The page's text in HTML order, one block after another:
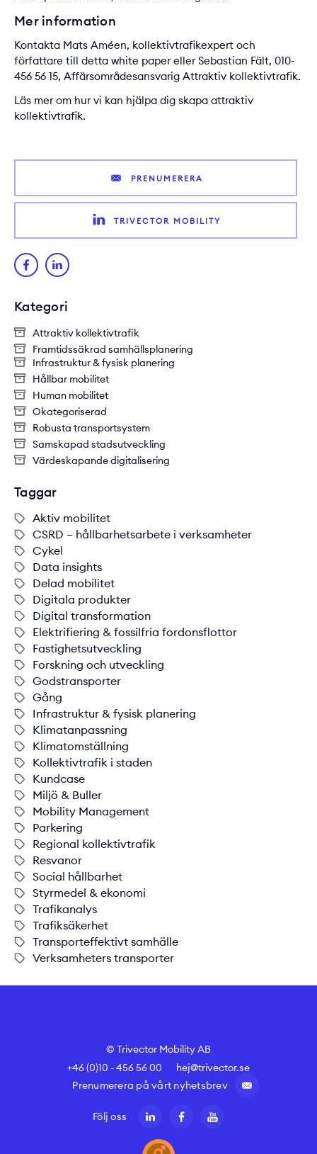
Kategori
Attraktiv kollektivtrafik
Framtidssäkrad samhällsplanering
Infrastruktur & fysisk planering
Hållbar mobilitet
Human mobilitet
Okategoriserad
Robusta transportsystem
Samskapad stadsutveckling
Värdeskapande digitalisering
Taggar
Aktiv mobilitet
CSRD – hållbarhetsarbete i verksamheter
Cykel
Data insights
Delad mobilitet
Digitala produkter
Digital transformation
Elektrifiering & fossilfria fordonsflottor
Fastighetsutveckling
Forskning och utveckling
Godstransporter
Gång
Infrastruktur & fysisk planering
Klimatanpassning
Klimatomställning
Kollektivtrafik i staden
Kundcase
Miljö & Buller
Mobility Management
Parkering
Regional kollektivtrafik
Resvanor
Social hållbarhet
Styrmedel & ekonomi
Trafikanalys
Trafiksäkerhet
Transporteffektivt samhälle
Verksamheters transporter
Mer information
Kontakta Mats Améen, kollektivtrafikexpert och
författare till detta white paper ellerSebastian Fält, 010-
456 56 15, Affärsområdesansvarig Attraktiv kollektivtrafik.
Läs mer om hur vi kan hjälpa dig skapa attraktiv
kollektivtrafik.
PRENUMERERA
TRIVECTOR MOBILITY
© Trivector Mobility AB
+46 (0)10 - 456 56 00
hej@trivector.se
Prenumerera på vårt nyhetsbrev
Följ oss